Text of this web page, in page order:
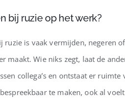
bij ruzie op het werk?
ruzie is vaak vermijden, negeren
maakt. Wie niks zegt, laat de
collega’s en ontstaat er
te maken, ook al